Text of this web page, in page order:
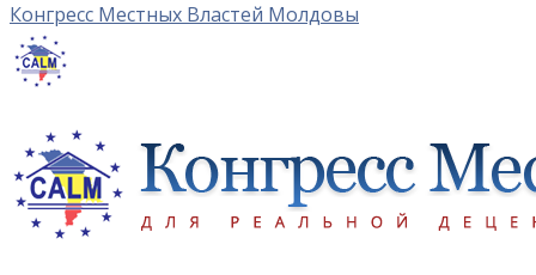
Конгресс Местных Властей Молдовы